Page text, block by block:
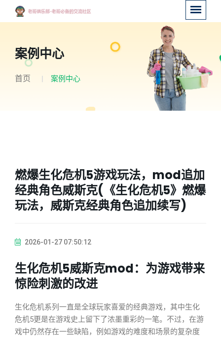
案例中心
首页 案例中心
燃爆生化危机5游戏玩法，mod追加
经典角色威斯克(《生化危机5》燃爆
玩法，威斯克经典角色追加续写)
2026-01-27 07:50:12
生化危机5威斯克mod：为游戏带来
惊险刺激的改进
生化危机系列一直是全球玩家喜爱的经典游戏，其中生化
危机5更是在游戏史上留下了浓墨重彩的一笔。不过，在游
戏中仍然存在一些缺陷，例如游戏的难度和场景的复杂度